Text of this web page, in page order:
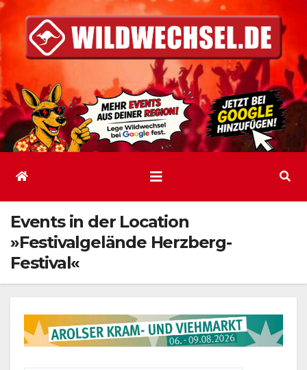
Inhalt
springen
Events in der Location
»Festivalgelände Herzberg-
Festival«